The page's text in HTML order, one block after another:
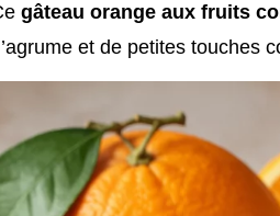
gâteau orange aux fruits
et de petites touches